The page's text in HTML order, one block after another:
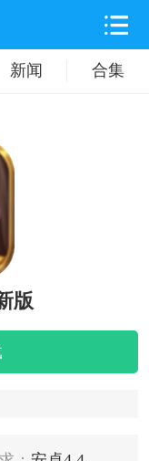
新闻 合集
版